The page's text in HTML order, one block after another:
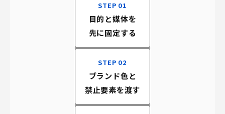
STEP 01
目的と媒体を
先に固定する
STEP 02
ブランド色と
禁止要素を渡す